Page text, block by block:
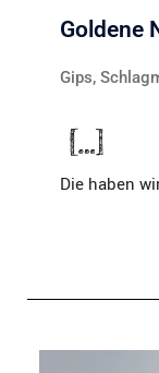
Goldene
Gips,
Die haben